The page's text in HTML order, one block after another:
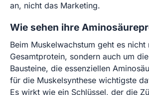
an, nicht das Marketing.
Wie sehen ihre
Beim Muskelwachstum geht es nicht
Gesamtprotein, sondern auch um
Bausteine, die essenziellen
für die Muskelsynthese wichtigste
Es wirkt wie ein Schlüssel, der die